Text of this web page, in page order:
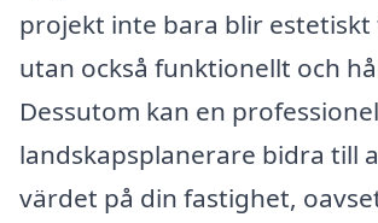
projekt inte bara blir estetiskt
utan också funktionellt och
Dessutom kan en
landskapsplanerare bidra till
värdet på din fastighet,